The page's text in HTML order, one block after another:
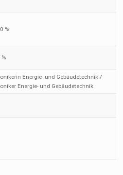
%
Energie- und Gebäudetechnik /
Energie- und Gebäudetechnik